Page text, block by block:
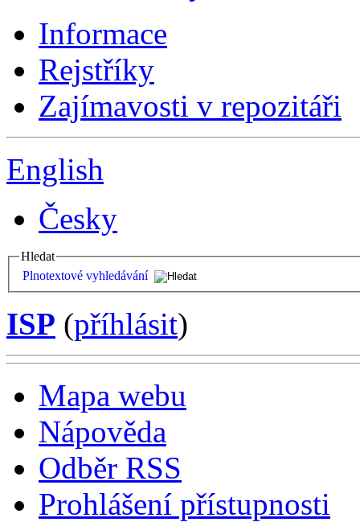
Informace
Rejstříky
Zajímavosti v repozitáři
English
Česky
Hledat
Plnotextové vyhledávání
ISP (příhlásit)
Mapa webu
Nápověda
Odběr RSS
Prohlášení přístupnosti